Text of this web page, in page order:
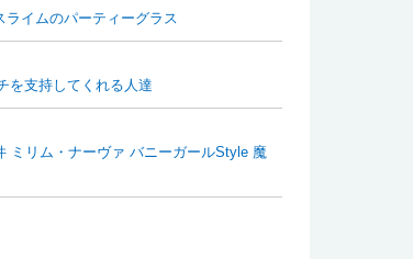
イムのパーティーグラス
支持してくれる人達
ミリム・ナーヴァ バニーガールStyle 魔